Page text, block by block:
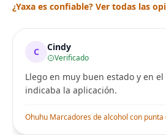
¿Yaxa es confiable? Ver todas las
C Cindy
Verificado
Llego en muy buen estado y en
indicaba la aplicación.